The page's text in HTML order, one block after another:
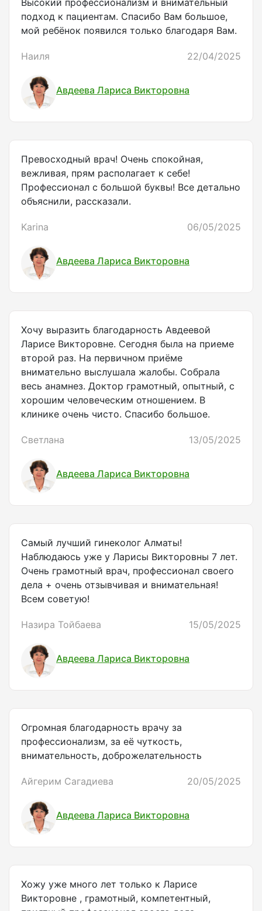
Высокий профессионализм и внимательный
подход к пациентам. Спасибо Вам большое,
мой ребёнок появился только благодаря Вам.
Наиля 22/04/2025
Авдеева Лариса Викторовна
Превосходный врач! Очень спокойная,
вежливая, прям располагает к себе!
Профессионал с большой буквы! Все детально
объяснили, рассказали.
Karina 06/05/2025
Авдеева Лариса Викторовна
Хочу выразить благодарность Авдеевой
Ларисе Викторовне. Сегодня была на приеме
второй раз. На первичном приёме
внимательно выслушала жалобы. Собрала
весь анамнез. Доктор грамотный, опытный, с
хорошим человеческим отношением. В
клинике очень чисто. Спасибо большое.
Светлана 13/05/2025
Авдеева Лариса Викторовна
Самый лучший гинеколог Алматы!
Наблюдаюсь уже у Ларисы Викторовны 7 лет.
Очень грамотный врач, профессионал своего
дела + очень отзывчивая и внимательная!
Всем советую!
Назира Тойбаева 15/05/2025
Авдеева Лариса Викторовна
Огромная благодарность врачу за
профессионализм, за её чуткость,
внимательность, доброжелательность
Айгерим Сагадиева 20/05/2025
Авдеева Лариса Викторовна
Хожу уже много лет только к Ларисе
Викторовне , грамотный, компетентный,